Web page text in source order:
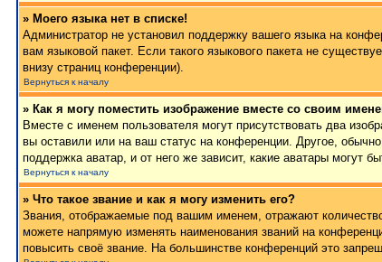
» Моего языка нет в списке!
Администратор не установил поддержку вашего языка на
вам языковой пакет. Если такого языкового пакета не
внизу страниц конференции).
Вернуться к началу
» Как я могу поместить изображение вместе со своим
Вместе с именем пользователя могут присутствовать два
вы оставили или на ваш статус на конференции. Другое,
поддержка аватар, и от него же зависит, какие аватары могут
Вернуться к началу
» Что такое звание и как я могу изменить его?
Звания, отображаемые под вашим именем, отражают
можете напрямую изменять наименования званий на
повысить своё звание. На большинстве конференций это